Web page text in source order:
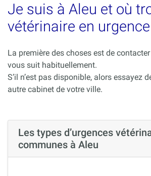
Je suis à Aleu et où
vétérinaire en
La première des choses est de
vous suit habituellement.
S’il n’est pas disponible, alors essayez
autre cabinet de votre ville.
Les types d’urgences
communes à Aleu